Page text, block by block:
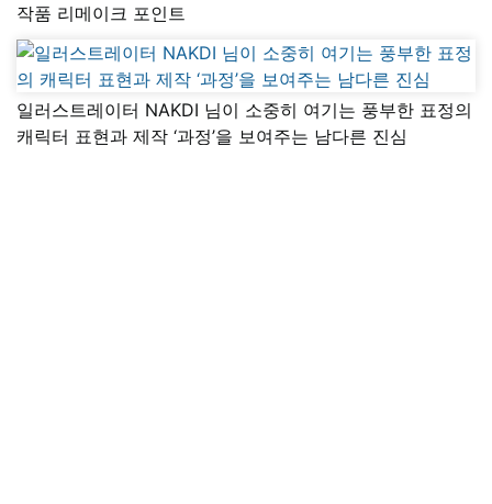
작품 리메이크 포인트
일러스트레이터 NAKDI 님이 소중히 여기는 풍부한 표정의
캐릭터 표현과 제작 ‘과정’을 보여주는 남다른 진심